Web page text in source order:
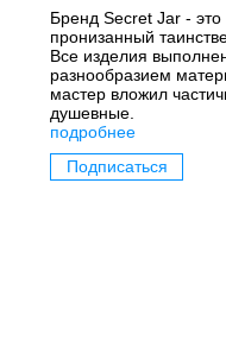
Бренд Secret Jar - это
пронизанный
Все изделия
разнообразием
мастер вложил
душевные.
подробнее
Подписаться